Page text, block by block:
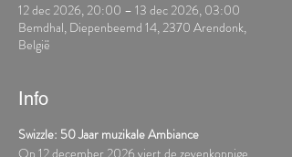
12 dec 2026, 20:00 – 13 dec 2026, 03:00
Bemdhal, Diepenbeemd 14, 2370 Arendonk,
België
Info
Swizzle: 50 Jaar muzikale Ambiance
Op 12 december 2026 viert de zevenkoppige